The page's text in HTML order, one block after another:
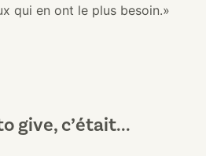
qui en ont le plus besoin.»
give, c’était...